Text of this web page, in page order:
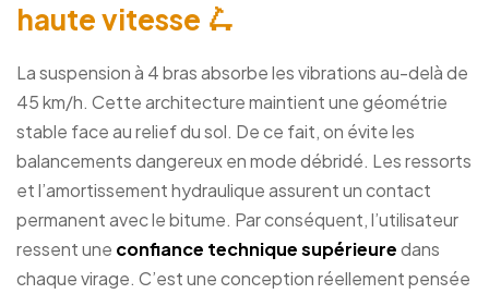
haute vitesse 🛴
La suspension à 4 bras absorbe les vibrations au-delà de
45 km/h. Cette architecture maintient une géométrie
stable face au relief du sol. De ce fait, on évite les
balancements dangereux en mode débridé. Les ressorts
et l’amortissement hydraulique assurent un contact
permanent avec le bitume. Par conséquent, l’utilisateur
ressent une confiance technique supérieuredans
chaque virage. C’est une conception réellement pensée